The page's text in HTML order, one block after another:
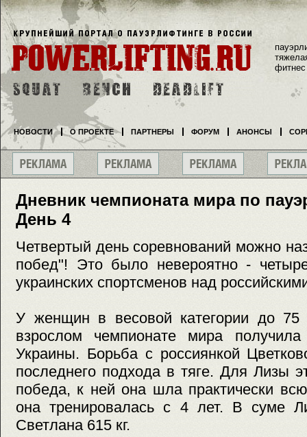
Дневник чемпионата мира по
День 4
Четвертый день соревнований можно
побед"! Это было невероятно -
украинских спортсменов над
У женщин в весовой категории до 75
взрослом чемпионате мира
Украины. Борьба с россиянкой
последнего подхода в тяге. Для Лизы
победа, к ней она шла практически
она тренировалась с 4 лет. В суме
Светлана 615 кг.
фитнес
НОВОСТИ О ПРОЕКТЕ ПАРТНЕРЫ ФОРУМ АНОНСЫ